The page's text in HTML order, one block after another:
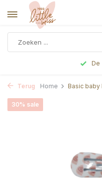
De beste
Terug Home Basic baby
30% sale